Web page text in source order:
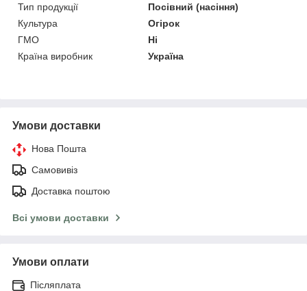
Тип продукції
Посівний (насіння)
Культура
Огірок
ГМО
Ні
Країна виробник
Україна
Умови доставки
Нова Пошта
Самовивіз
Доставка поштою
Всі умови доставки
Умови оплати
Післяплата